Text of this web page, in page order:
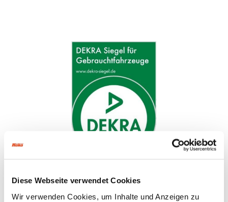
Diese Webseite verwendet Cookies
Wir verwenden Cookies, um Inhalte und Anzeigen zu